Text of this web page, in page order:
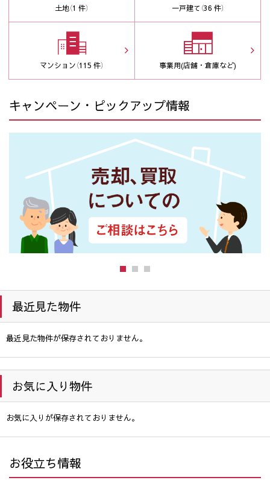
土地（1 件） 一戸建て（36 件）
マンション（115 件） 事業用(店舗・倉庫など)
キャンペーン・ピックアップ情報
最近見た物件
最近見た物件が保存されておりません。
お気に入り物件
お気に入りが保存されておりません。
お役立ち情報